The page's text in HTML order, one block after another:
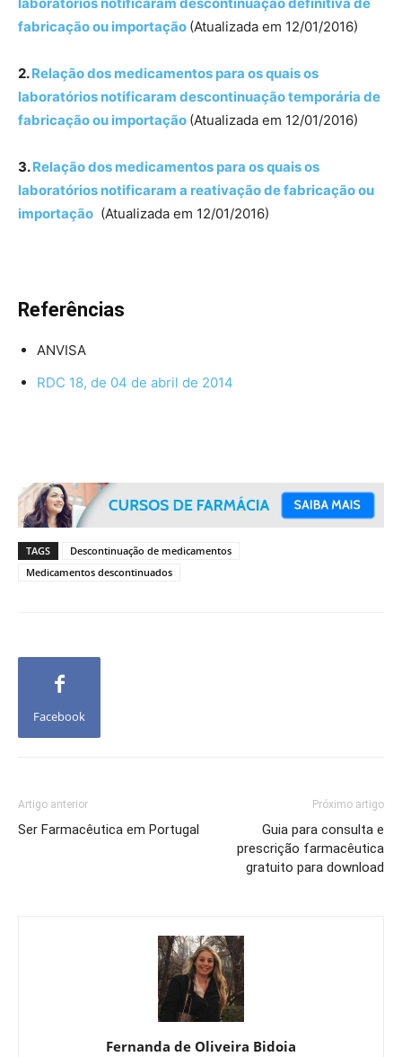
fabricação ou importação (Atualizada em 12/01/2016)
2.Relação dos medicamentos para os quais os
laboratórios notificaram descontinuação temporária de
fabricação ou importação (Atualizada em 12/01/2016)
3.Relação dos medicamentos para os quais os
laboratórios notificaram a reativação de fabricação ou
importação (Atualizada em 12/01/2016)
Referências
ANVISA
RDC 18, de 04 de abril de 2014
TAGS
Descontinuação de medicamentos
Medicamentos descontinuados
Facebook
Artigo anterior
Ser Farmacêutica em Portugal
Próximo artigo
Guia para consulta e
prescrição farmacêutica
gratuito para download
Fernanda de Oliveira Bidoia